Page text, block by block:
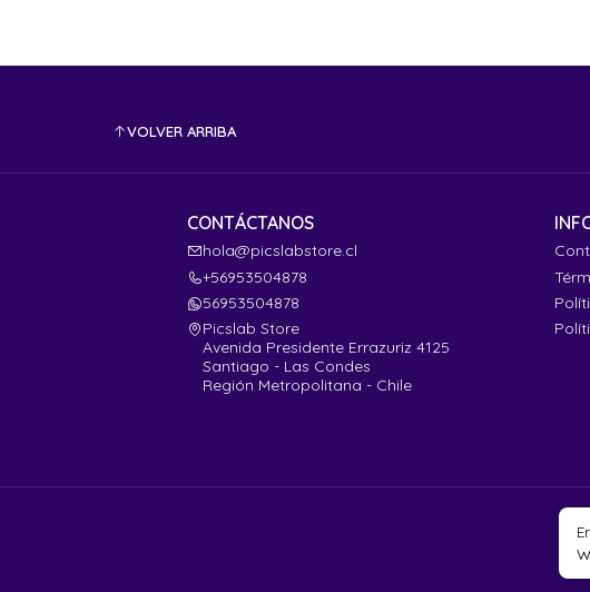
VOLVER ARRIBA
CONTÁCTANOS
hola@picslabstore.cl
+56953504878
56953504878
Picslab Store
Avenida Presidente Errazuriz 4125
Santiago - Las Condes
Región Metropolitana - Chile